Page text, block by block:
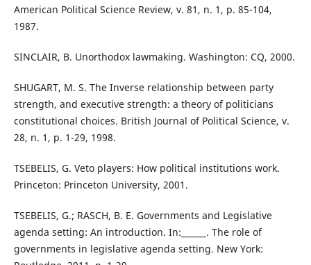
American Political Science Review, v. 81, n. 1, p. 85-104,
1987.
SINCLAIR, B. Unorthodox lawmaking. Washington: CQ, 2000.
SHUGART, M. S. The Inverse relationship between party
strength, and executive strength: a theory of politicians
constitutional choices. British Journal of Political Science, v.
28, n. 1, p. 1-29, 1998.
TSEBELIS, G. Veto players: How political institutions work.
Princeton: Princeton University, 2001.
TSEBELIS, G.; RASCH, B. E. Governments and Legislative
agenda setting: An introduction. In:______. The role of
governments in legislative agenda setting. New York: